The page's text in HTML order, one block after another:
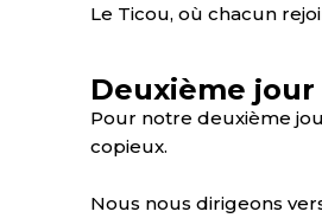
Le Ticou, où chacun
Deuxième jour
Pour notre deuxième
copieux.
Nous nous dirigeons